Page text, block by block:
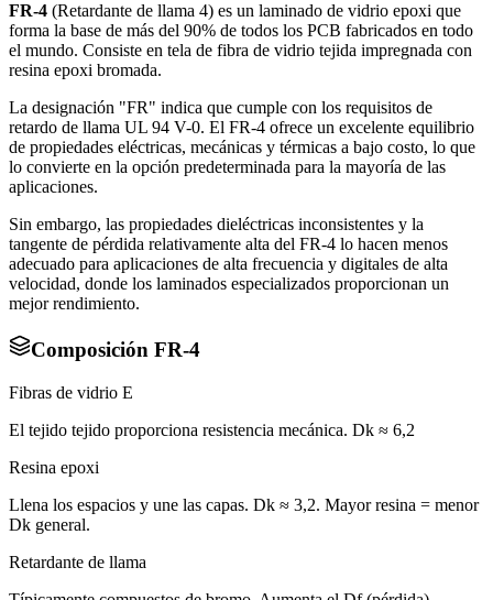
FR-4 (Retardante de llama 4) es un laminado de vidrio epoxi que
forma la base de más del 90% de todos los PCB fabricados en todo
el mundo. Consiste en tela de fibra de vidrio tejida impregnada con
resina epoxi bromada.
La designación "FR" indica que cumple con los requisitos de
retardo de llama UL 94 V-0. El FR-4 ofrece un excelente equilibrio
de propiedades eléctricas, mecánicas y térmicas a bajo costo, lo que
lo convierte en la opción predeterminada para la mayoría de las
aplicaciones.
Sin embargo, las propiedades dieléctricas inconsistentes y la
tangente de pérdida relativamente alta del FR-4 lo hacen menos
adecuado para aplicaciones de alta frecuencia y digitales de alta
velocidad, donde los laminados especializados proporcionan un
mejor rendimiento.
Composición FR-4
Fibras de vidrio E
El tejido tejido proporciona resistencia mecánica. Dk ≈ 6,2
Resina epoxi
Llena los espacios y une las capas. Dk ≈ 3,2. Mayor resina = menor
Dk general.
Retardante de llama